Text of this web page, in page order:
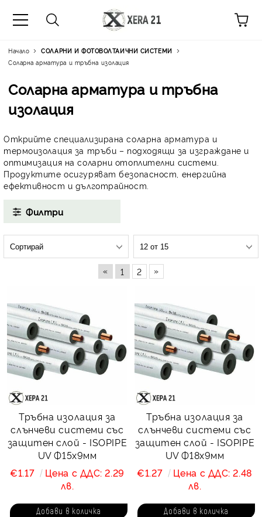
Начало
СОЛАРНИ И ФОТОВОЛТАИЧНИ СИСТЕМИ
Соларна арматура и тръбна изолация
Соларна арматура и тръбна
изолация
Открийтеспециализирана соларна арматура и
термоизолация за тръби – подходящи за изграждане и
оптимизация насоларни отоплителни системи
Продуктите осигуряватбезопасност, енергийна
ефективност и дълготрайност
Филтри
« 1 2 »
Тръбна изолация за
слънчеви системи със
защитен слой - ISOPIPE
UV Ф15х9мм
€1.17
Цена с ДДС: 2.29
лв.
Тръбна изолация за
слънчеви системи със
защитен слой - ISOPIPE
UV Ф18х9мм
€1.27
Цена с ДДС: 2.48
лв.